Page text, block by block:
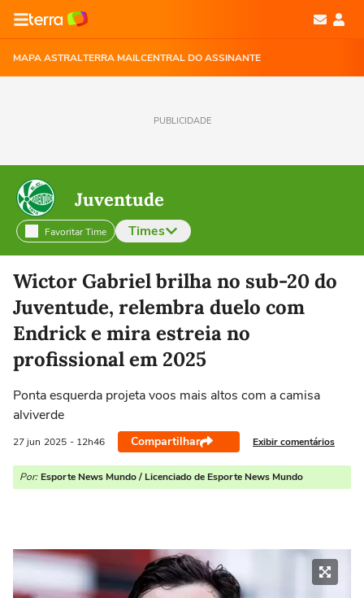
MAPA ASTRALTERRA MAILCENTRAL DO ASSINANTE
PUBLICIDADE
Juventude
Favoritar Time Times
Selecione o time para ver as notícias
Wictor Gabriel brilha no sub-20 do
Juventude, relembra duelo com
Endrick e mira estreia no
profissional em 2025
Ponta esquerda projeta voos mais altos com a camisa
alviverde
27 jun 2025 - 12h46 Compartilhar Exibir comentários
Por: Esporte News Mundo / Licenciado de Esporte News Mundo